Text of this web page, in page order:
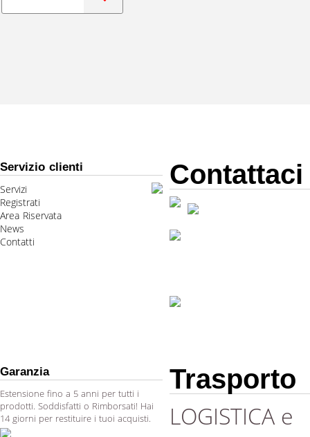
Servizio clienti
Servizi
Registrati
Area Riservata
News
Contatti
Contattaci
Garanzia
Estensione fino a 5 anni per tutti i
prodotti. Soddisfatti o Rimborsati! Hai
14 giorni per restituire i tuoi acquisti.
Trasporto
LOGISTICA e